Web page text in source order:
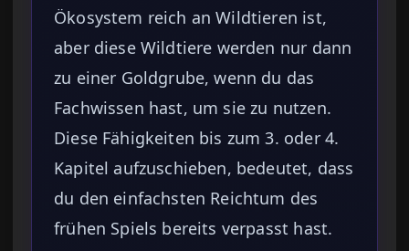
Ökosystem reich an Wildtieren ist,
aber diese Wildtiere werden nur dann
zu einer Goldgrube, wenn du das
Fachwissen hast, um sie zu nutzen.
Diese Fähigkeiten bis zum 3. oder 4.
Kapitel aufzuschieben, bedeutet, dass
du den einfachsten Reichtum des
frühen Spiels bereits verpasst hast.